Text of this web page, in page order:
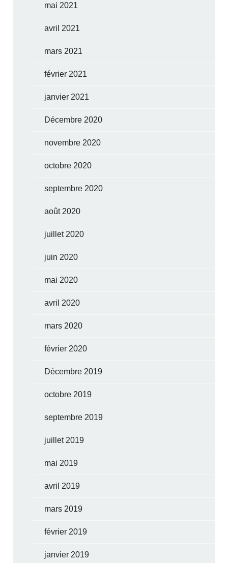
mai 2021
avril 2021
mars 2021
février 2021
janvier 2021
Décembre 2020
novembre 2020
octobre 2020
septembre 2020
août 2020
juillet 2020
juin 2020
mai 2020
avril 2020
mars 2020
février 2020
Décembre 2019
octobre 2019
septembre 2019
juillet 2019
mai 2019
avril 2019
mars 2019
février 2019
janvier 2019